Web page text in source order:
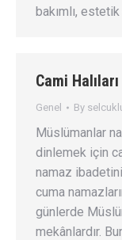
bakımlı,
Cami Halıları
Genel By
Müslümanlar
dinlemek için
namaz
cuma
günlerde
mekânlardır.